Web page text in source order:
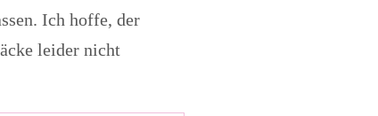
Ich hoffe, der
leider nicht